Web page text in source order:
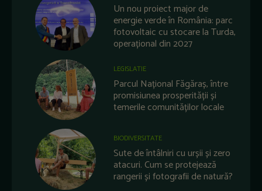
Un nou proiect major de
energie verde în România: parc
fotovoltaic cu stocare la Turda,
operațional din 2027
LEGISLATIE
Parcul Național Făgăraș, între
promisiunea prosperității și
temerile comunităților locale
BIODIVERSITATE
Sute de întâlniri cu urșii și zero
atacuri. Cum se protejează
rangerii și fotografii de natură?